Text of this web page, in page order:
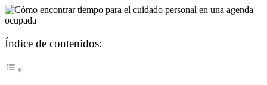
Índice de contenidos: